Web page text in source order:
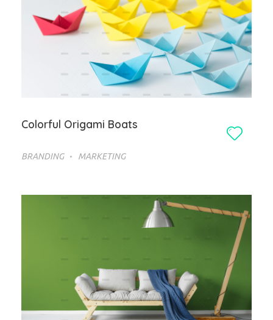
Colorful Origami Boats
BRANDING MARKETING